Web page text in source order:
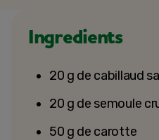
Ingredients
20 g de cabillaud
20 g de semoule
50 g de carotte